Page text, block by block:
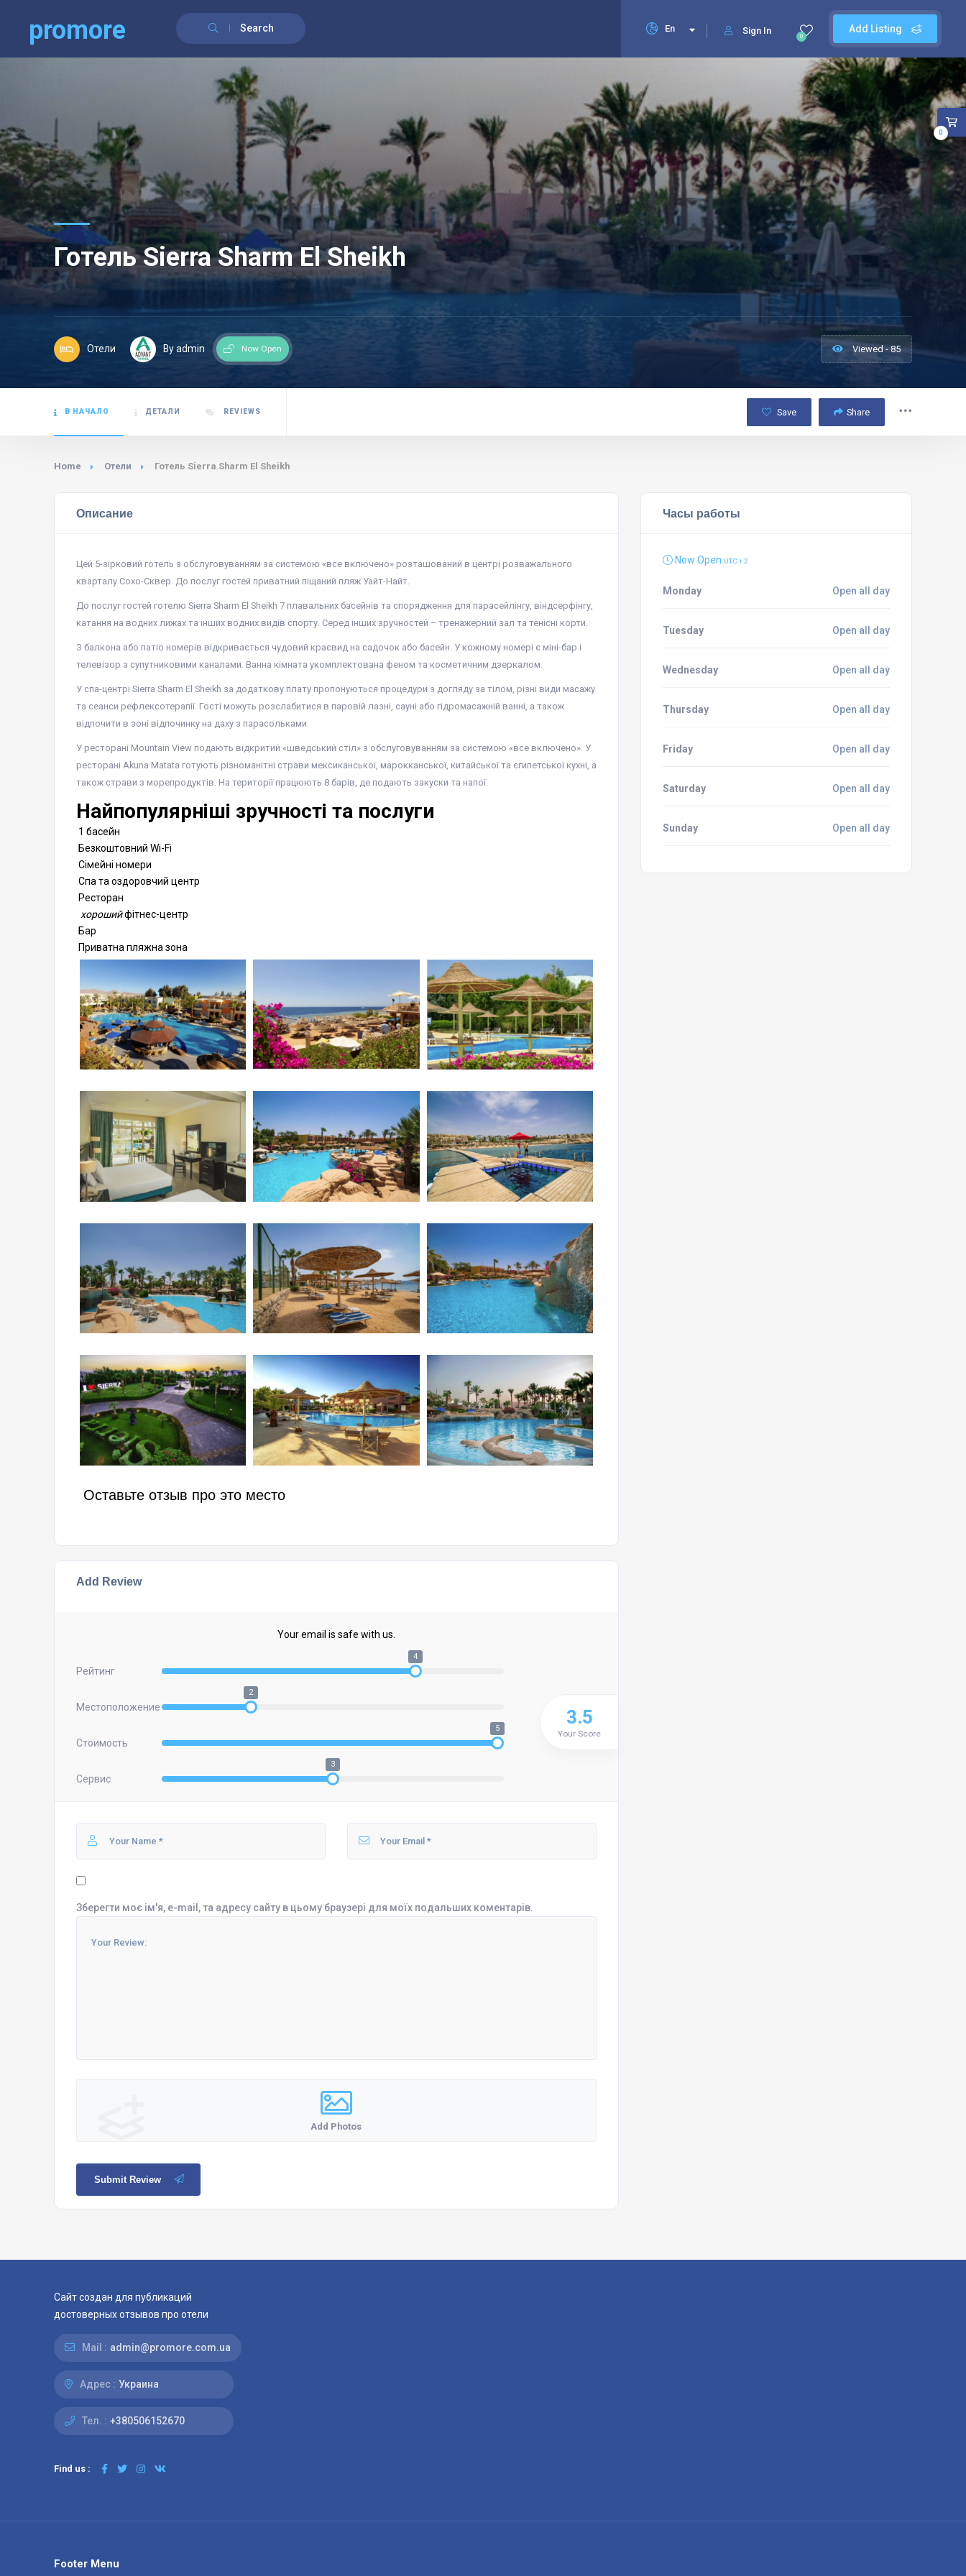
promore Search Add Listing
0
Sign In
En
Готель Sierra Sharm El Sheikh
Отели By admin Now Open Viewed - 85
В НАЧАЛО ДЕТАЛИ REVIEWS Save Share
Home Отели Готель Sierra Sharm El Sheikh
Описание
Цей 5-зірковий готель з обслуговуванням за системою «все включено» розташований в центрі розважального
кварталу Сохо-Сквер. До послуг гостей приватний піщаний пляж Уайт-Найт.
До послуг гостей готелю Sierra Sharm El Sheikh 7 плавальних басейнів та спорядження для парасейлінгу, віндсерфінгу,
катання на водних лижах та інших водних видів спорту. Серед інших зручностей – тренажерний зал та тенісні корти.
З балкона або патіо номерів відкривається чудовий краєвид на садочок або басейн. У кожному номері є міні-бар і
телевізор з супутниковими каналами. Ванна кімната укомплектована феном та косметичним дзеркалом.
У спа-центрі Sierra Sharm El Sheikh за додаткову плату пропонуються процедури з догляду за тілом, різні види масажу
та сеанси рефлексотерапії. Гості можуть розслабитися в паровій лазні, сауні або гідромасажній ванні, а також
відпочити в зоні відпочинку на даху з парасольками.
У ресторані Mountain View подають відкритий «шведський стіл» з обслуговуванням за системою «все включено». У
ресторані Akuna Matata готують різноманітні страви мексиканської, марокканської, китайської та єгипетської кухні, а
також страви з морепродуктів. На території працюють 8 барів, де подають закуски та напої.
Найпопулярніші зручності та послуги
1 басейн
Безкоштовний Wi-Fi
Сімейні номери
Спа та оздоровчий центр
Ресторан
хорошийфітнес-центр
Бар
Приватна пляжна зона
Оставьте отзыв про это место
Add Review
Your email is safe with us.
Рейтинг
4
Местоположение
2
Стоимость
5
Сервис
3
3.5
Your Score
Зберегти моє ім'я, e-mail, та адресу сайту в цьому браузері для моїх подальших коментарів.
Add Photos
Submit Review
Часы работы
Now Open UTC + 2
Monday Open all day
Tuesday Open all day
Wednesday Open all day
Thursday Open all day
Friday Open all day
Saturday Open all day
Sunday Open all day
0
Сайт создан для публикаций
достоверных отзывов про отели
Mail : admin@promore.com.ua
Адрес : Украина
Тел. : +380506152670
Find us :
Footer Menu